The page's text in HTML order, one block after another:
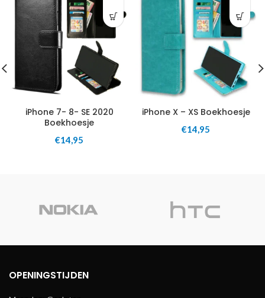
iPhone 7- 8- SE 2020
Boekhoesje
€14,95
iPhone X – XS Boekhoesje
€14,95
OPENINGSTIJDEN